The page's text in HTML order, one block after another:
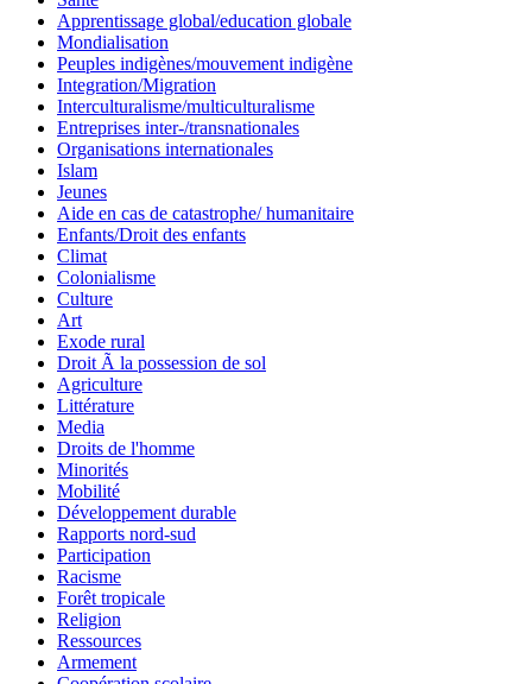
Apprentissage global/education globale
Mondialisation
Peuples indigènes/mouvement indigène
Integration/Migration
Interculturalisme/multiculturalisme
Entreprises inter-/transnationales
Organisations internationales
Islam
Jeunes
Aide en cas de catastrophe/ humanitaire
Enfants/Droit des enfants
Climat
Colonialisme
Culture
Art
Exode rural
Droit Ã la possession de sol
Agriculture
Littérature
Media
Droits de l'homme
Minorités
Mobilité
Développement durable
Rapports nord-sud
Participation
Racisme
Forêt tropicale
Religion
Ressources
Armement